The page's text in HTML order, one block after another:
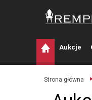
Aukcje
Strona główna